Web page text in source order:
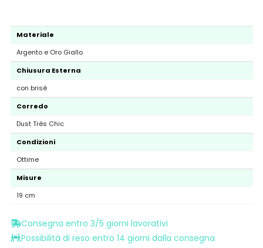
Materiale
Argento e Oro Giallo
Chiusura Esterna
con brisè
Corredo
Dust Très Chic
Condizioni
Ottime
Misure
19 cm
Consegna entro 3/5 giorni lavorativi
Possibilità di reso entro 14 giorni dalla consegna